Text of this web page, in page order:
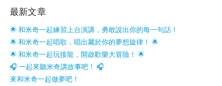
最新文章
🌟 和米奇一起練習上台演講，勇敢說出你的每一句話！
🌟 和米奇一起唱歌，唱出屬於你的夢想旋律！ 🌟
🌟 和米奇一起玩接龍，開啟歡樂大冒險！ 🌟
🎧 一起來聽米奇講故事吧！ 🎧
來和米奇一起做夢吧！